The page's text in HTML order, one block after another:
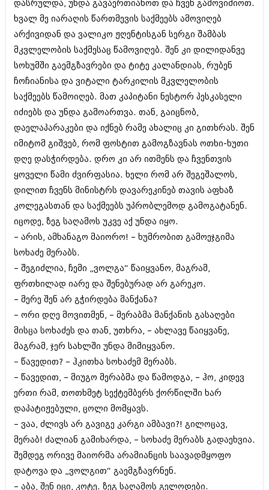
ნოემბერი 2013 (279)
ოქტომბერი 2013 (256)
აგვისტო 2013 (89)
ივლისი 2013 (182)
ივნისი 2013 (212)
აპრილი 2013 (304)
მარტი 2013 (352)
თებერვალი 2013 (204)
იანვარი 2013 (334)
დეკემბერი 2012 (98)
ნოემბერი 2012 (295)
ოქტომბერი 2012 (350)
სექტემბერი 2012 (264)
ივლისი 2012 (322)
ივნისი 2012 (282)
მაისი 2012 (240)
აპრილი 2012 (294)
მარტი 2012 (259)
თებერვალი 2012 (376)
იანვარი 2012 (322)
ნოემბერი 2011 (471)
ოქტომბერი 2011 (754)
სექტემბერი 2011 (407)
აგვისტო 2011 (249)
ივლისი 2011 (400)
მაისი 2011 (415)
აპრილი 2011 (294)
მარტი 2011 (654)
თებერვალი 2011 (329)
იანვარი 2011 (647)
(157)
დეკემბერი 2010 (881)
ნოემბერი 2010 (422)
ოქტომბერი 2010 (341)
სექტემბერი 2010 (449)
აგვისტო 2010 (461)
ივლისი 2010 (556)
დასრულდა, უნდა გავაერთიანოთ და ჩვენ გამოვიძიოთ.
ხვალ მე იარაღის წართმევის საქმეებს ამოვიღებ
არქივიდან და ვალიკო ჟღენტისგან სერგი შამბას
მკვლელობის საქმესაც წამოვიღებ. შენ კი დილიდანვე
სოხუმში გაემგზავრები და ტიტე კალანდიას, რუბენ
ჩოჩიანისა და ვიტალი ტარკილის მკვლელობის
საქმეებს წამოიღებ. მათ კაპიტანი ნესტორ პესკასელი
იძიებს და უნდა გამოართვა. თან, გაიცნობ,
დაელაპარაკები და იქნებ რამე ახალიც კი გითხრას. შენ
იმიტომ გიშვებ, რომ ფოსტით გამოგზავნას ოთხი-ხუთი
დღე დასჭირდება. დრო კი არ ითმენს და ჩვენთვის
ყოველი წამი ძვირფასია. ხელი რომ არ შეგეშალოს,
დილით ჩვენს მინისტრს დავარეკინებ თავის აფხაზ
კოლეგასთან და საქმეებს უპრობლემოდ გამოგატანენ.
იცოდე, ზეგ საღამოს უკვე აქ უნდა იყო.
– არის, ამხანაგო მაიორო! – ხუმრობით გამოეჯგიმა
სოხაძე მერაბს.
– შეგიძლია, ჩემი „ვოლგა“ წაიყვანო, მაგრამ,
ფრთხილად იარე და შენებურად არ გარეკო.
– მერე შენ არ გჭირდება მანქანა?
– ორი დღე მოვითმენ, – მერაბმა მანქანის გასაღები
მისცა სოხაძეს და თან, უთხრა, – ახლავე წაიყვანე,
მაგრამ, ჯერ სახლში უნდა მიმიყვანო.
– წავედით? – ჰკითხა სოხაძემ მერაბს.
– წავედით, – მიუგო მერაბმა და წამოდგა, – ჰო, კიდევ
ერთი რამ, თოთხმეტ სექტემბერს ქორწილში ხარ
დაპატიჟებული, ცოლი მომყავს.
– ვაა, ძლივს არ გავიგე კარგი ამბავი?! გილოცავ,
მერაბ! ძალიან გამიხარდა, – სოხაძე მერაბს გადაეხვია.
შემდეგ ორივე მაიორმა არამიანცის საავადმყოფო
დატოვა და „ვოლგით“ გაემგზავრნენ.
– აბა, შენ იცი, კოტე. ზეგ საღამოს გელოდები.